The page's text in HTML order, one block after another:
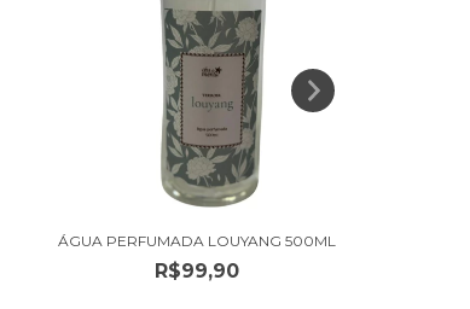
ÁGUA PERFUMADA LOUYANG 500ML
R$99,90